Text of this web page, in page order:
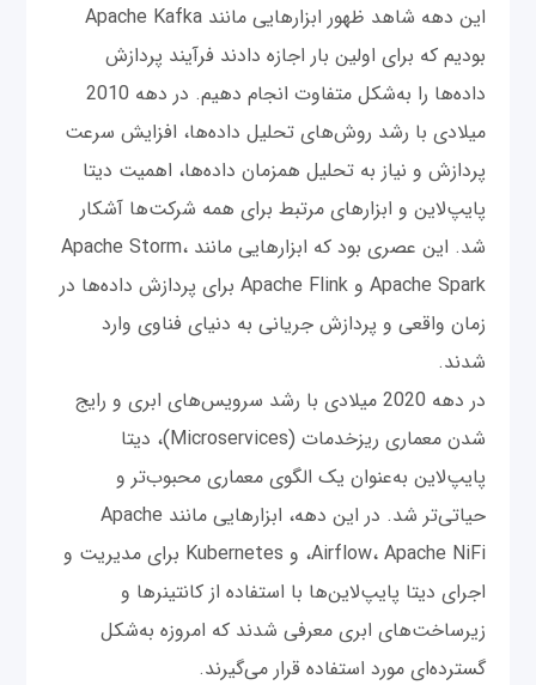
این دهه شاهد ظهور ابزارهایی مانند Apache Kafka
بودیم که برای اولین بار اجازه دادند فرآیند پردازش
داده‌ها را به‌شکل متفاوت انجام دهیم. در دهه 2010
میلادی با رشد روش‌های تحلیل داده‌ها، افزایش سرعت
پردازش و نیاز به تحلیل همزمان داده‌ها، اهمیت دیتا
پایپ‌لاین و ابزارهای مرتبط برای همه شرکت‌ها آشکار
شد. این عصری بود که ابزارهایی مانند Apache Storm،
Apache Spark و Apache Flink برای پردازش داده‌ها در
زمان واقعی و پردازش‌ جریانی به دنیای فناوی وارد
شدند.
در دهه 2020 میلادی با رشد سرویس‌های ابری و رایج
شدن معماری ریزخدمات (Microservices)، دیتا
پایپ‌لاین به‌عنوان یک الگوی معماری محبوب‌تر و
حیاتی‌تر شد. در این دهه، ابزارهایی مانند Apache
Airflow، Apache NiFi، و Kubernetes برای مدیریت و
اجرای دیتا پایپ‌لاین‌ها با استفاده از کانتینرها و
زیرساخت‌های ابری معرفی شدند که امروزه به‌شکل
گسترده‌ای مورد استفاده قرار می‌گیرند.